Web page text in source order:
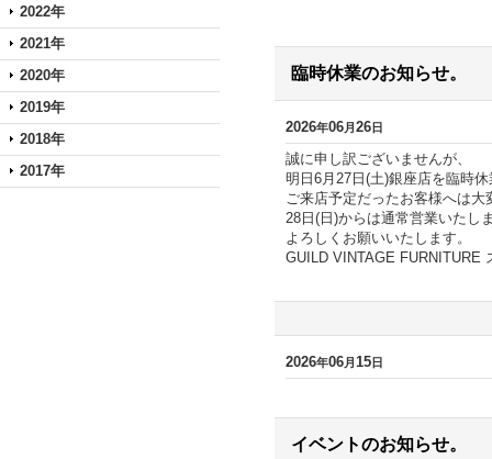
2022年
2021年
2020年
2019年
2018年
2017年
臨時休業のお知らせ。
2026年06月26日
誠に申し訳ございませんが、
明日6月27日(土)銀座店を臨時
ご来店予定だったお客様へは
28日(日)からは通常営業いたし
よろしくお願いいたします。
GUILD VINTAGE FURNITURE
2026年06月15日
イベントのお知らせ。